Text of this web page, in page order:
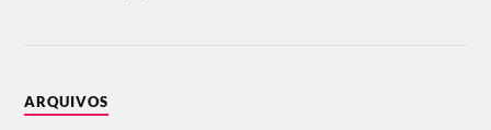
ARQUIVOS